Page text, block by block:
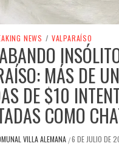
NEWS / VALPARAÍSO
MÁS DE
DE $10
COMO
VILLA ALEMANA /6 DE JULIO DE